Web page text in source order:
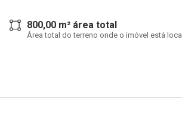
800,00 m² área total
Área total do terreno onde o imóvel está